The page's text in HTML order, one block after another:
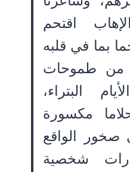
اقتحم
بما في قلبه
من طموحات
البتراء،
مكسورة
صخور الواقع
شخصية